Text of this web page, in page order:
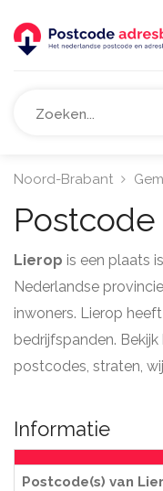
Noord-Brabant
Postcode
Lierop is een plaats
Nederlandse provincie
inwoners. Lierop
bedrijfspanden.
postcodes, straten,
Informatie
Postcode(s) van